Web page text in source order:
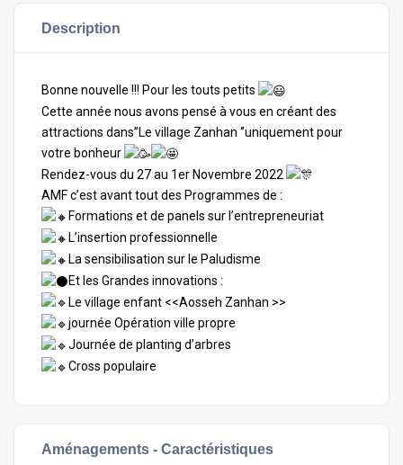
Description
Bonne nouvelle !!! Pour les touts petits
Cette année nous avons pensé à vous en créant des
attractions dans’’Le village Zanhan ‘’uniquement pour
votre bonheur
Rendez-vous du 27 au 1er Novembre 2022
AMF c’est avant tout des Programmes de :
Formations et de panels sur l’entrepreneuriat
L’insertion professionnelle
La sensibilisation sur le Paludisme
Et les Grandes innovations :
Le village enfant <<Aosseh Zanhan >>
journée Opération ville propre
Journée de planting d’arbres
Cross populaire
Aménagements - Caractéristiques